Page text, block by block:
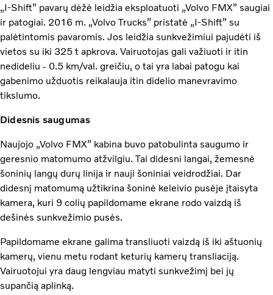
„I-Shift” pavarų dėžė leidžia eksploatuoti „Volvo FMX” saugiai
ir patogiai. 2016 m. „Volvo Trucks” pristatė „I-Shift” su
palėtintomis pavaromis. Jos leidžia sunkvežimiui pajudėti iš
vietos su iki 325 t apkrova. Vairuotojas gali važiuoti ir itin
nedideliu - 0.5 km/val. greičiu, o tai yra labai patogu kai
gabenimo užduotis reikalauja itin didelio manevravimo
tikslumo.
Didesnis saugumas
Naujojo „Volvo FMX” kabina buvo patobulinta saugumo ir
geresnio matomumo atžvilgiu. Tai didesni langai, žemesnė
šoninių langų durų linija ir nauji šoniniai veidrodžiai. Dar
didesnį matomumą užtikrina šoninė keleivio pusėje įtaisyta
kamera, kuri 9 colių papildomame ekrane rodo vaizdą iš
dešinės sunkvežimio pusės.
Papildomame ekrane galima transliuoti vaizdą iš iki aštuonių
kamerų, vienu metu rodant keturių kamerų transliaciją.
Vairuotojui yra daug lengviau matyti sunkvežimį bei jų
supančią aplinką.